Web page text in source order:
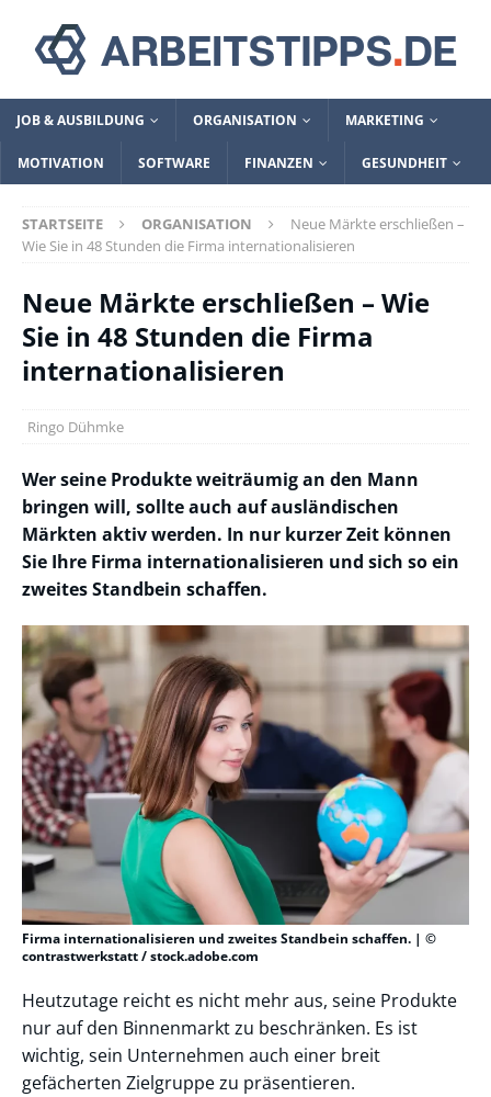
JOB & AUSBILDUNG ORGANISATION MARKETING
MOTIVATION SOFTWARE FINANZEN GESUNDHEIT
STARTSEITE ORGANISATION
Neue Märkte erschließen –
Wie Sie in 48 Stunden die Firma internationalisieren
Neue Märkte erschließen – Wie
Sie in 48 Stunden die Firma
internationalisieren
Ringo Dühmke
Wer seine Produkte weiträumig an den Mann
bringen will, sollte auch auf ausländischen
Märkten aktiv werden. In nur kurzer Zeit können
Sie Ihre Firma internationalisieren und sich so ein
zweites Standbein schaffen.
Firma internationalisieren und zweites Standbein schaffen. | ©
contrastwerkstatt / stock.adobe.com
Heutzutage reicht es nicht mehr aus, seine Produkte
nur auf den Binnenmarkt zu beschränken. Es ist
wichtig, sein Unternehmen auch einer breit
gefächerten Zielgruppe zu präsentieren.